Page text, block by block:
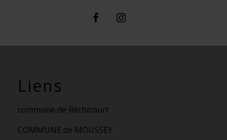
Liens
commune de Réchicourt
COMMUNE de MOUSSEY